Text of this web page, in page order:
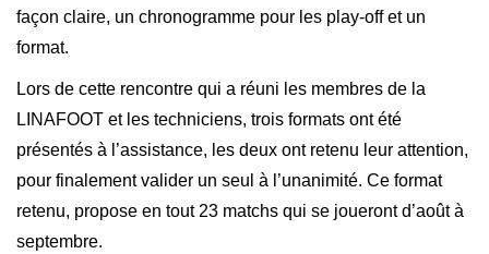
façon claire, un chronogramme pour les play-off et un
format.
Lors de cette rencontre qui a réuni les membres de la
LINAFOOT et les techniciens, trois formats ont été
présentés à l’assistance, les deux ont retenu leur attention,
pour finalement valider un seul à l’unanimité. Ce format
retenu, propose en tout 23 matchs qui se joueront d’août à
septembre.